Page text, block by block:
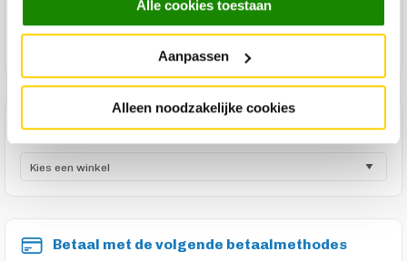
Alle cookies toestaan
Aanpassen
Alleen noodzakelijke cookies
Product onderhoud
Maak een winkelafspraak
Betaal met de volgende betaalmethodes